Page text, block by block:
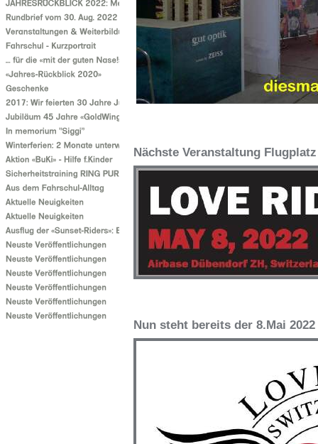
Nächste Veranstaltung
Nun steht bereits der 8.Mai